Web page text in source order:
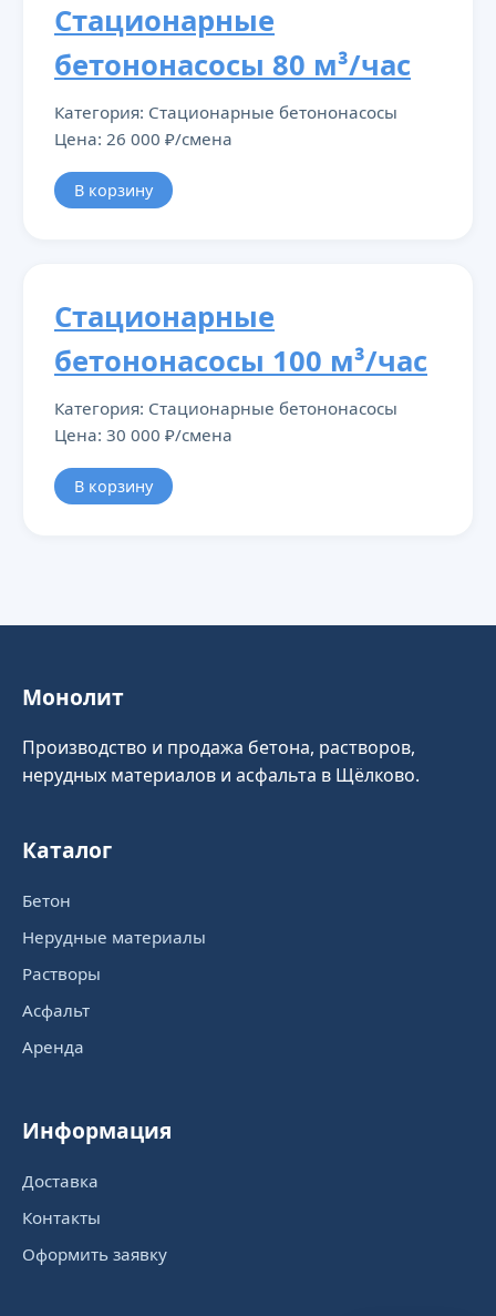
Стационарные
бетононасосы 80 м³/час
Категория: Стационарные бетононасосы
Цена: 26 000 ₽/смена
В корзину
Стационарные
бетононасосы 100 м³/час
Категория: Стационарные бетононасосы
Цена: 30 000 ₽/смена
В корзину
Монолит
Производство и продажа бетона, растворов,
нерудных материалов и асфальта в Щёлково.
Каталог
Бетон
Нерудные материалы
Растворы
Асфальт
Аренда
Информация
Доставка
Контакты
Оформить заявку